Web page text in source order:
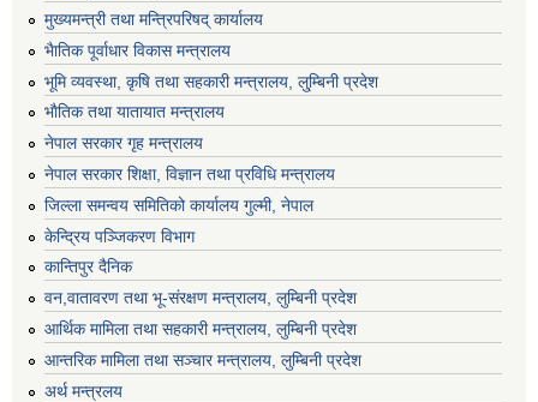
मुख्यमन्त्री तथा मन्त्रिपरिषद् कार्यालय
भैातिक पूर्वाधार विकास मन्त्रालय
भूमि व्यवस्था, कृषि तथा सहकारी मन्त्रालय, लु्म्बिनी प्रदेश
भाैतिक तथा यातायात मन्त्रालय
नेपाल सरकार गृह मन्त्रालय
नेपाल सरकार शिक्षा, विज्ञान तथा प्रविधि मन्त्रालय
जिल्ला समन्वय समितिको कार्यालय गुल्मी, नेपाल
केन्द्रिय पञ्जिकरण विभाग
कान्तिपुर दैनिक
वन,वातावरण तथा भू-संरक्षण मन्त्रालय, लुम्बिनी प्रदेश
आर्थिक मामिला तथा सहकारी मन्त्रालय, लुम्बिनी प्रदेश
आन्तरिक मामिला तथा सञ्चार मन्त्रालय, लुम्बिनी प्रदेश
अर्थ मन्त्रलय